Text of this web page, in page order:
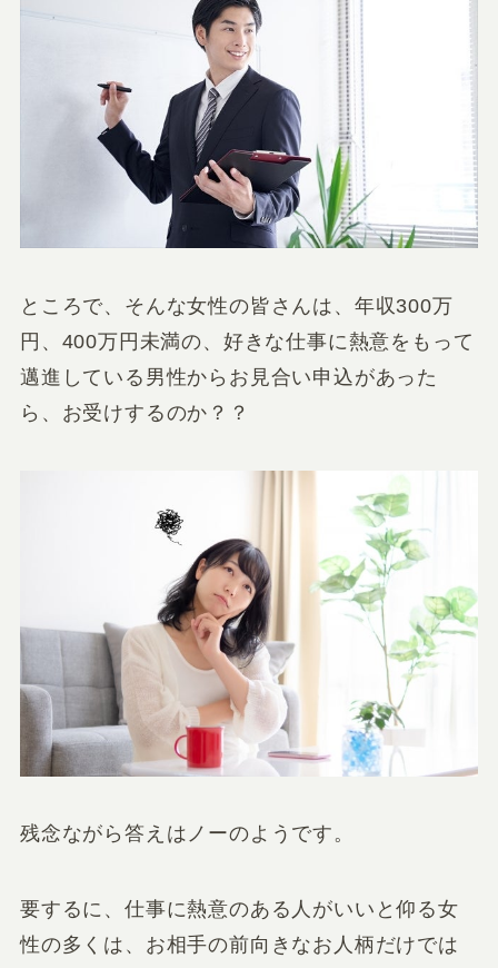
ところで、そんな女性の皆さんは、年収300万
円、400万円未満の、好きな仕事に熱意をもって
邁進している男性からお見合い申込があった
ら、お受けするのか？？
残念ながら答えはノーのようです。
要するに、仕事に熱意のある人がいいと仰る女
性の多くは、お相手の前向きなお人柄だけでは